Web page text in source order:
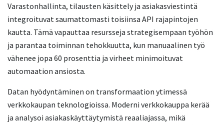
Varastonhallinta, tilausten käsittely ja asiakasviestintä
integroituvat saumattomasti toisiinsa API rajapintojen
kautta. Tämä vapauttaa resursseja strategisempaan työhön
ja parantaa toiminnan tehokkuutta, kun manuaalinen työ
vähenee jopa 60 prosenttia ja virheet minimoituvat
automaation ansiosta.
Datan hyödyntäminen on transformaation ytimessä
verkkokaupan teknologioissa. Moderni verkkokauppa kerää
ja analysoi asiakaskäyttäytymistä reaaliajassa, mikä